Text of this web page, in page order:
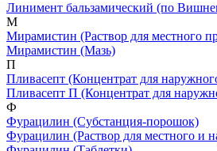
Линимент бальзамический (по
М
Мирамистин (Раствор для местного
Мирамистин (Мазь)
П
Пливасепт (Концентрат для
Пливасепт П (Концентрат для
Ф
Фурацилин (Субстанция-порошок)
Фурацилин (Раствор для местного и